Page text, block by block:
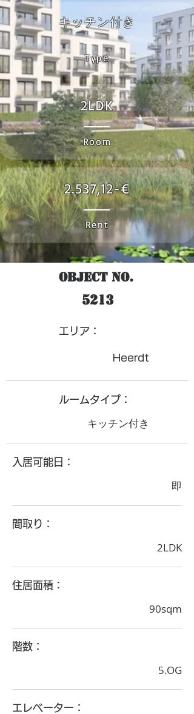
キッチン付き
Type
2LDK
Room
2.537,12-€
Rent
Object No.
5213
​エリア：
Heerdt
ルームタイプ：
キッチン付き
入居可能日：
即
間取り：
2LDK
住居面積：
90sqm
階数：
5.OG
エレベーター：